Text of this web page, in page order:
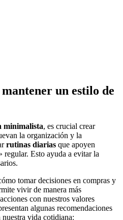
un estilo de
minimalista, es crucial crear
la organización y la
rutinas diarias que apoyen
regular. Esto ayuda a evitar la
tomar decisiones en compras y
vivir de manera más
con nuestros valores
algunas recomendaciones
vida cotidiana: